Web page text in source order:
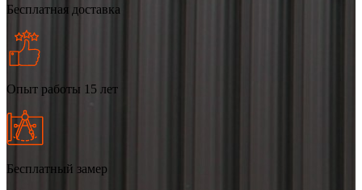
Бесплатная доставка
Опыт работы 15 лет
Бесплатный замер